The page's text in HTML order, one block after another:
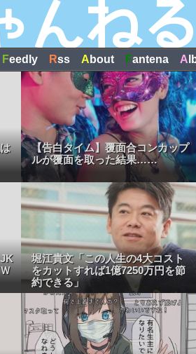
Feedly Rss A bout Fantena A
【告白タイム】覆面合コンカップ
ルが覆面を取った結果……
堀江貴文「この人生の4大コスト
をカットすれば1億7250万円を節
約できる」